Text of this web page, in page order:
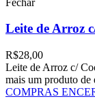
Leite de Arroz
R$28,00
Leite de Arroz c/
mais um produto de
COMPRAS